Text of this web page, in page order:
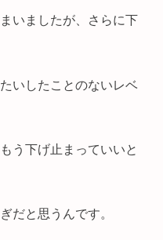
いましたが、さらに下
いしたことのないレベ
う下げ止まっていいと
だと思うんです。